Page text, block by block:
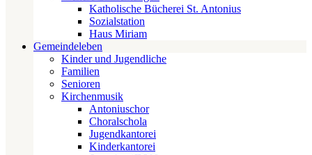
Katholische Bücherei St. Antonius
Sozialstation
Haus Miriam
Gemeindeleben
Kinder und Jugendliche
Familien
Senioren
Kirchenmusik
Antoniuschor
Choralschola
Jugendkantorei
Kinderkantorei